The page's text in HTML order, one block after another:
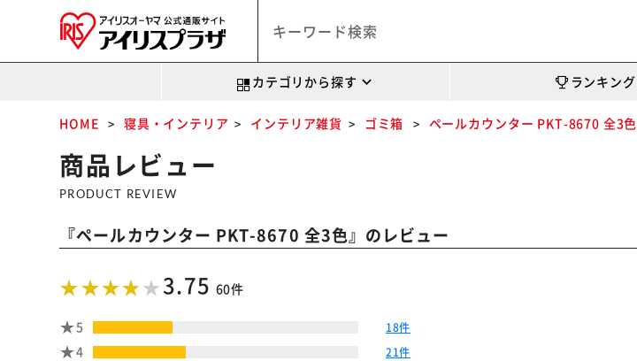
カテゴリから探す ランキング
HOME 寝具・インテリア インテリア雑貨 ゴミ箱 ペールカウンター PKT-8670 全3色
商品レビュー
PRODUCT REVIEW
『ペールカウンター PKT-8670 全3色』のレビュー
3.75 60件
5 18件
4 21件